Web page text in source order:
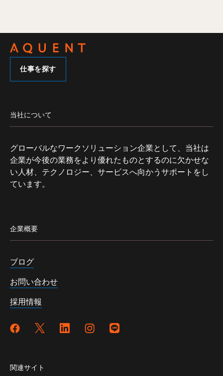
仕事を探す
当社について
グローバルなワークソリューション企業として、当社は
企業が今後の業務をより優れたものとするのに欠かせな
い人材、テクノロジー、サービスへ向かうサポートをし
ています。
企業概要
ブログ
お問い合わせ
採用情報
関連サイト